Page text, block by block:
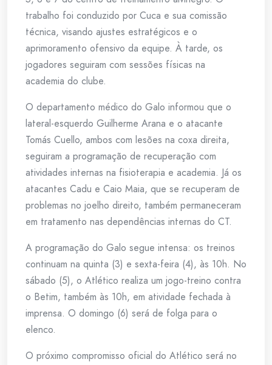
trabalho foi conduzido por Cuca e sua comissão
técnica, visando ajustes estratégicos e o
aprimoramento ofensivo da equipe. À tarde, os
jogadores seguiram com sessões físicas na
academia do clube.
O departamento médico do Galo informou que o
lateral-esquerdo Guilherme Arana e o atacante
Tomás Cuello, ambos com lesões na coxa direita,
seguiram a programação de recuperação com
atividades internas na fisioterapia e academia. Já os
atacantes Cadu e Caio Maia, que se recuperam de
problemas no joelho direito, também permaneceram
em tratamento nas dependências internas do CT.
A programação do Galo segue intensa: os treinos
continuam na quinta (3) e sexta-feira (4), às 10h. No
sábado (5), o Atlético realiza um jogo-treino contra
o Betim, também às 10h, em atividade fechada à
imprensa. O domingo (6) será de folga para o
elenco.
O próximo compromisso oficial do Atlético será no